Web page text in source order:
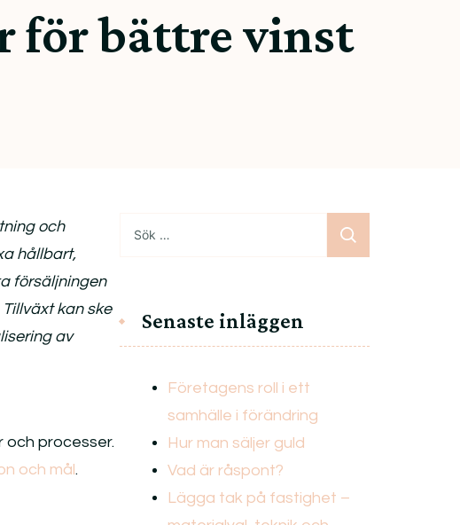
för bättre vinst
och
hållbart,
försäljningen
kan ske
av
och processer.
och mål.
efter:
Senaste inläggen
Företagens roll i ett
samhälle i förändring
Hur man säljer guld
Vad är råspont?
Lägga tak på fastighet –